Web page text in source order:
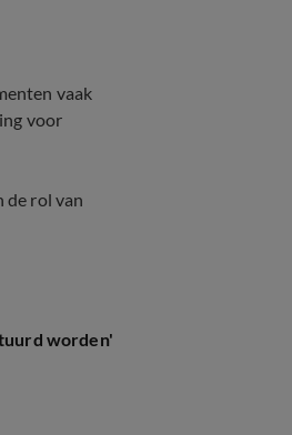
vaak
voor
de rol van
worden'